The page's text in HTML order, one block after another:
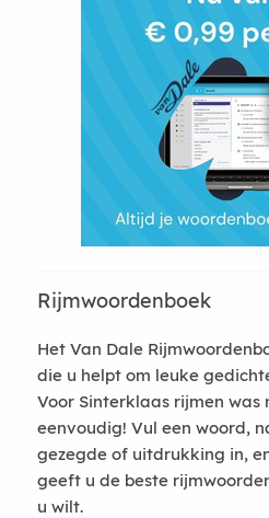
Rijmwoordenboek
Het Van Dale
die u helpt om leuke
Voor Sinterklaas rijmen was
eenvoudig! Vul een woord,
gezegde of uitdrukking in,
geeft u de beste
u wilt.